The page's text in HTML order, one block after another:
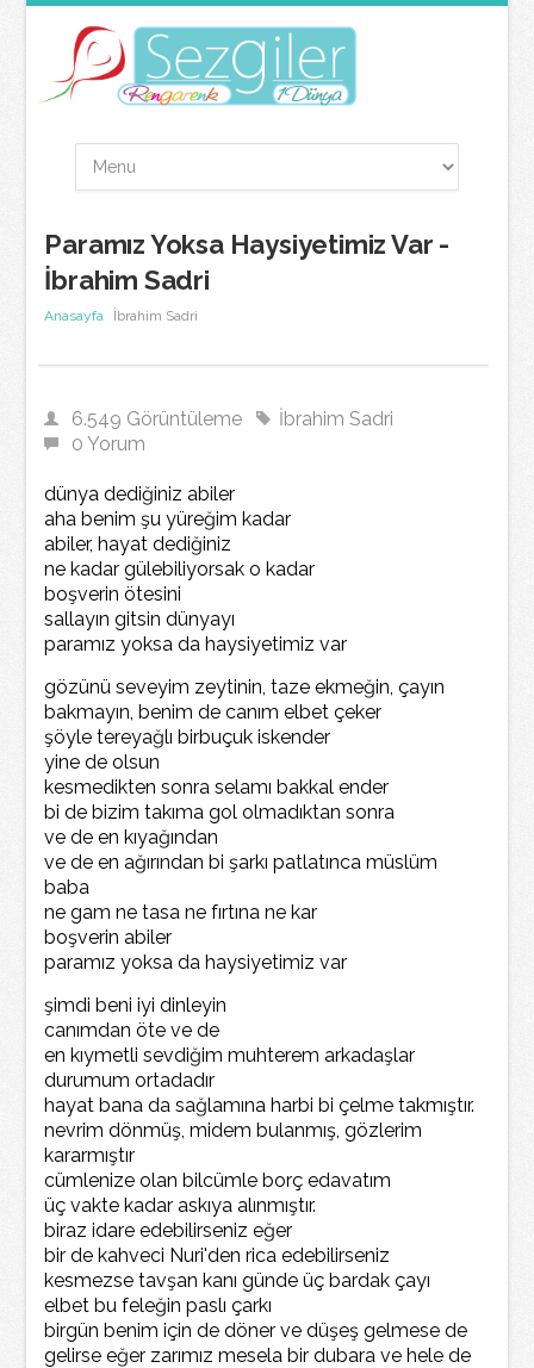
Paramız Yoksa Haysiyetimiz Var -
İbrahim Sadri
Anasayfa İbrahim Sadri
6.549 Görüntüleme
İbrahim Sadri
0 Yorum
dünya dediğiniz abiler
aha benim şu yüreğim kadar
abiler, hayat dediğiniz
ne kadar gülebiliyorsak o kadar
boşverin ötesini
sallayın gitsin dünyayı
paramız yoksa da haysiyetimiz var
gözünü seveyim zeytinin, taze ekmeğin, çayın
bakmayın, benim de canım elbet çeker
şöyle tereyağlı birbuçuk iskender
yine de olsun
kesmedikten sonra selamı bakkal ender
bi de bizim takıma gol olmadıktan sonra
ve de en kıyağından
ve de en ağırından bi şarkı patlatınca müslüm
baba
ne gam ne tasa ne fırtına ne kar
boşverin abiler
paramız yoksa da haysiyetimiz var
şimdi beni iyi dinleyin
canımdan öte ve de
en kıymetli sevdiğim muhterem arkadaşlar
durumum ortadadır
hayat bana da sağlamına harbi bi çelme takmıştır.
nevrim dönmüş, midem bulanmış, gözlerim
kararmıştır
cümlenize olan bilcümle borç edavatım
üç vakte kadar askıya alınmıştır.
biraz idare edebilirseniz eğer
bir de kahveci Nuri'den rica edebilirseniz
kesmezse tavşan kanı günde üç bardak çayı
elbet bu feleğin paslı çarkı
birgün benim için de döner ve düşeş gelmese de
gelirse eğer zarımız mesela bir dubara ve hele de